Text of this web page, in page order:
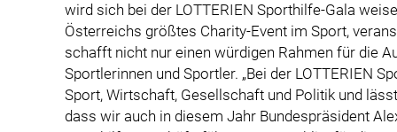
wird sich bei der LOTTERIEN Sporthilfe-Gala
Österreichs größtes Charity-Event im Sport,
schafft nicht nur einen würdigen Rahmen für die
Sportlerinnen und Sportler. „Bei der LOTTERIEN
Sport, Wirtschaft, Gesellschaft und Politik und
dass wir auch in diesem Jahr Bundespräsident